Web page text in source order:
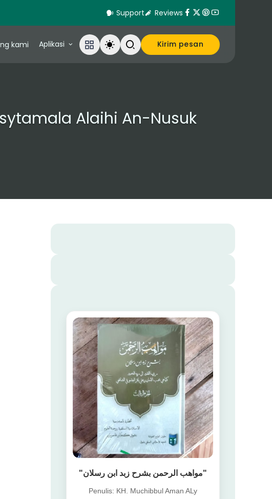
Support Reviews
kami Aplikasi Kirim pesan
Alaihi An-Nusuk
"مواهب الرحمن بشرح زبد ابن رسلان"
Penulis: KH. Muchibbul Aman ALy